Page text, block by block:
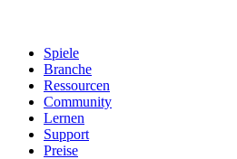
Spiele
Branche
Ressourcen
Community
Lernen
Support
Preise